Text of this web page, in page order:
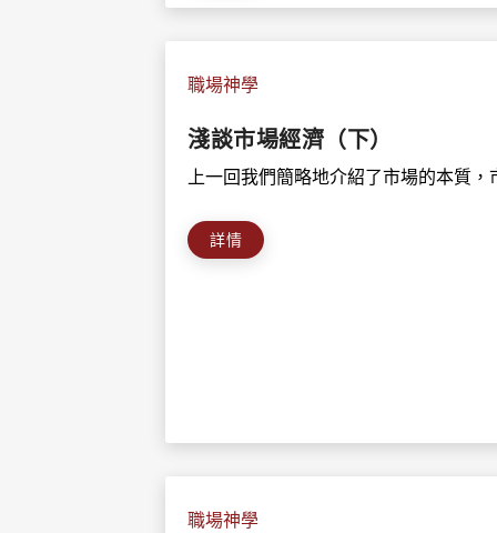
職場神學
淺談市場經濟（下）
上一回我們簡略地介紹了市場的本質
詳情
職場神學